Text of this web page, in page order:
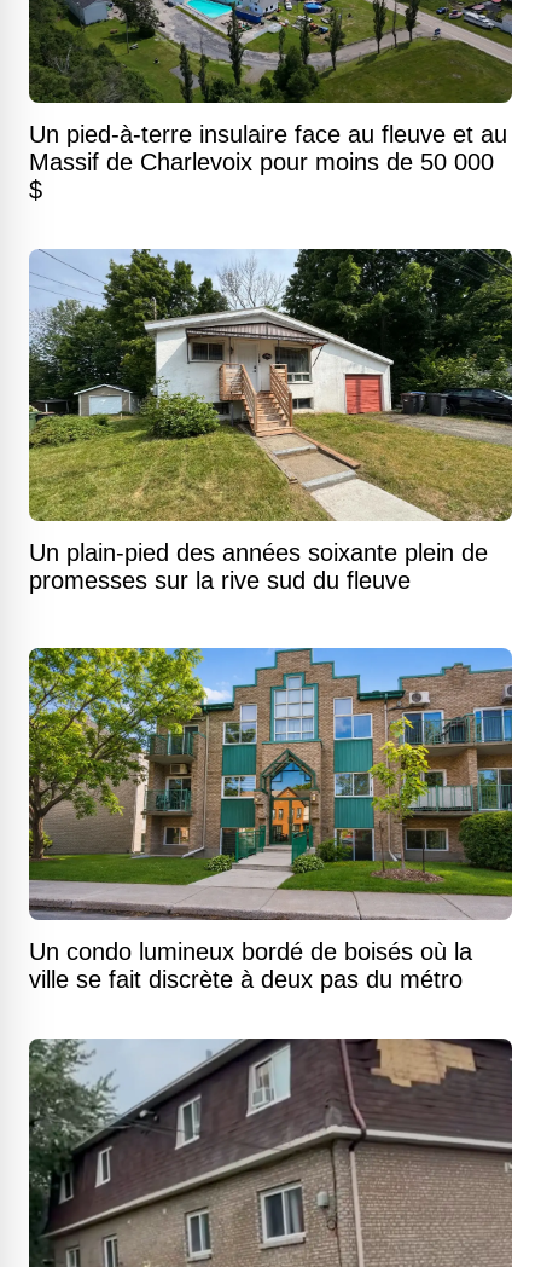
Un pied-à-terre insulaire face au fleuve et au
Massif de Charlevoix pour moins de 50 000
$
Un plain-pied des années soixante plein de
promesses sur la rive sud du fleuve
Un condo lumineux bordé de boisés où la
ville se fait discrète à deux pas du métro